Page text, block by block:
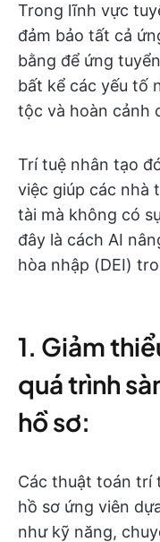
Trong lĩnh vực
đảm bảo tất cả
bằng để ứng
bất kể các yếu tố
tộc và hoàn cảnh
Trí tuệ nhân tạo
việc giúp các nhà
tài mà không có
đây là cách AI
hòa nhập (DEI)
1. Giảm
quá trình
hồ sơ:
Các thuật toán trí
hồ sơ ứng viên
như kỹ năng,